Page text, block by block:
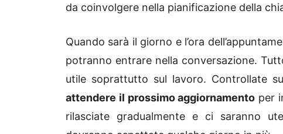
da coinvolgere nella pianificazione della
Quando sarà il giorno e l’ora
potranno entrare nella conversazione.
utile soprattutto sul lavoro. Controllate
attendere il prossimo aggiornamento per
rilasciate gradualmente e ci saranno